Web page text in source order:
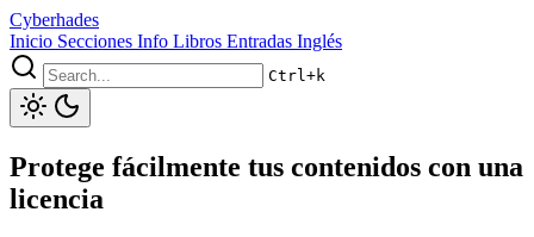
Cyberhades
Inicio Secciones Info Libros Entradas Inglés
Ctrl+k
Protege fácilmente tus contenidos con una
licencia